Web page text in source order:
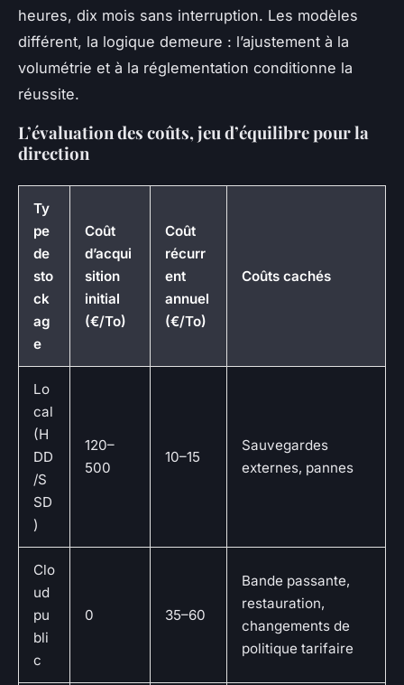
heures, dix mois sans interruption. Les modèles
différent, la logique demeure : l’ajustement à la
volumétrie et à la réglementation conditionne la
réussite.
L’évaluation des coûts, jeu d’équilibre pour la
direction
Ty
pe
de
sto
ck
ag
e
Coût
d’acqui
sition
initial
(€/To)
Coût
récurr
ent
annuel
(€/To)
Coûts cachés
Lo
cal
(H
DD
/S
SD
)
120–
500
10–15
Sauvegardes
externes, pannes
Clo
ud
pu
bli
c
0 35–60
Bande passante,
restauration,
changements de
politique tarifaire